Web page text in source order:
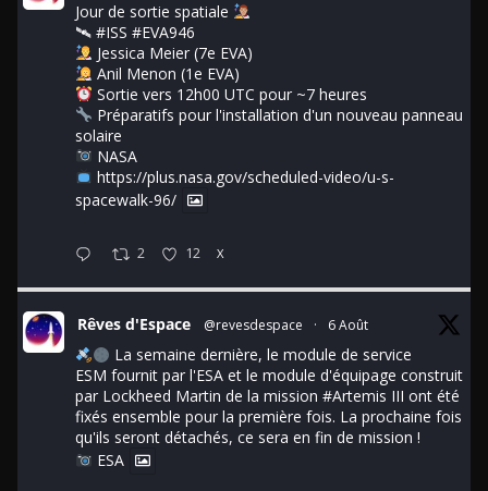
Jour de sortie spatiale
🛰 #ISS #EVA946
Jessica Meier (7e EVA)
Anil Menon (1e EVA)
Sortie vers 12h00 UTC pour ~7 heures
Préparatifs pour l'installation d'un nouveau panneau
solaire
NASA
https://plus.nasa.gov/scheduled-video/u-s-
spacewalk-96/
2 12 X
Rêves d'Espace @revesdespace · 6 Août
La semaine dernière, le module de service
ESM fournit par l'ESA et le module d'équipage construit
par Lockheed Martin de la mission #Artemis III ont été
fixés ensemble pour la première fois. La prochaine fois
qu'ils seront détachés, ce sera en fin de mission !
ESA